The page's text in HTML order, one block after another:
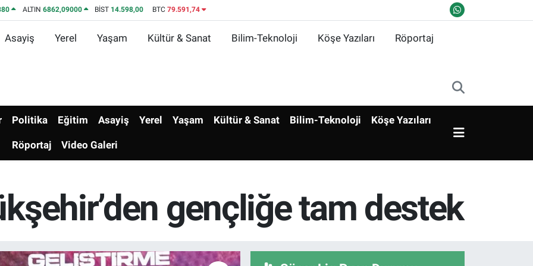
ALTIN 6862,09000 BİST 14.598,00 BTC 79.591,74
Asayiş Yerel Yaşam Kültür & Sanat Bilim-Teknoloji Köşe Yazıları Röportaj
Politika Eğitim Asayiş Yerel Yaşam Kültür & Sanat Bilim-Teknoloji Köşe Yazıları
Röportaj Video Galeri
gençliğe tam destek